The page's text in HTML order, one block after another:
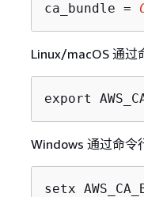
ca_bundle =
Linux/macOS 通过
export
Windows 通过命令
setx